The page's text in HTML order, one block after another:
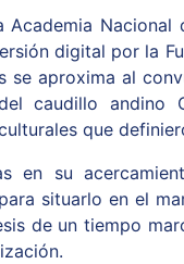
Academia
digital por la
se aproxima al
caudillo andino
que
en su
situarlo en el
de un tiempo